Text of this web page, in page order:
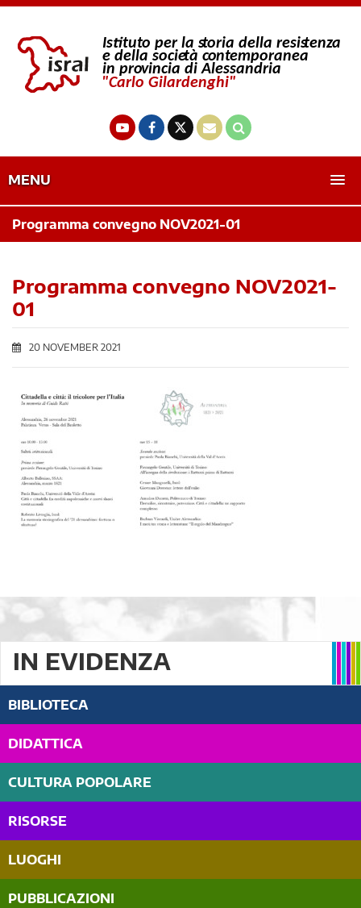
MENU
Programma convegno NOV2021-01
Programma convegno NOV2021-
01
20 NOVEMBER 2021
IN EVIDENZA
BIBLIOTECA
DIDATTICA
CULTURA POPOLARE
RISORSE
LUOGHI
PUBBLICAZIONI